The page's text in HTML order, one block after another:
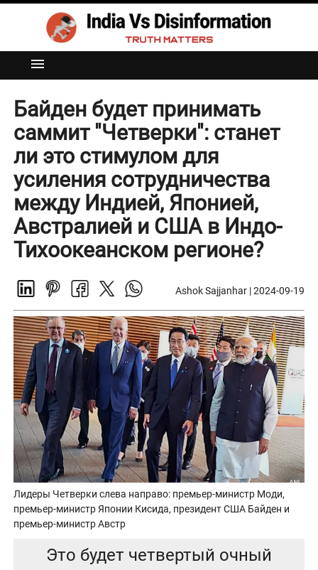
menu
Байден будет принимать
саммит "Четверки": станет
ли это стимулом для
усиления сотрудничества
между Индией, Японией,
Австралией и США в Индо-
Тихоокеанском регионе?
Ashok Sajjanhar|2024-09-19
Лидеры Четверки слева направо: премьер-министр Моди,
премьер-министр Японии Кисида, президент США Байден и
премьер-министр Австр
Это будет четвертый очный